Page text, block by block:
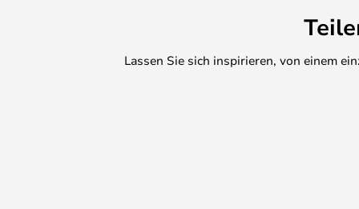
Lassen Sie sich inspirieren, von einem